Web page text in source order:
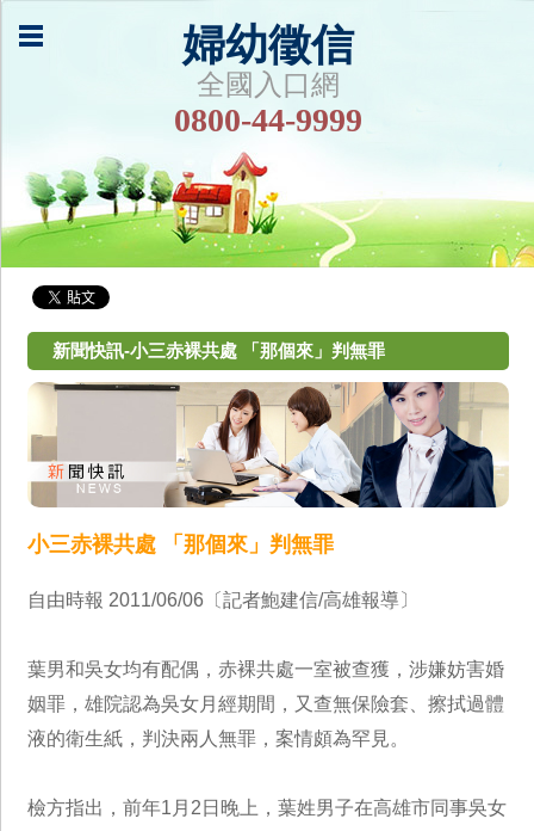
婦幼徵信
全國入口網
0800-44-9999
新聞快訊-小三赤裸共處 「那個來」判無罪
小三赤裸共處 「那個來」判無罪
自由時報 2011/06/06〔記者鮑建信/高雄報導〕
葉男和吳女均有配偶，赤裸共處一室被查獲，涉嫌妨害婚
姻罪，雄院認為吳女月經期間，又查無保險套、擦拭過體
液的衛生紙，判決兩人無罪，案情頗為罕見。
檢方指出，前年1月2日晚上，葉姓男子在高雄市同事吳女